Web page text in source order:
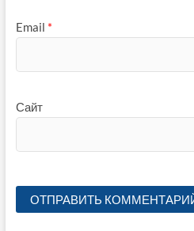
Email *
Сайт